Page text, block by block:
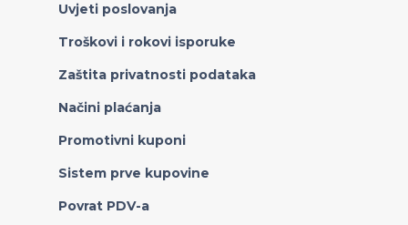
Uvjeti poslovanja
Troškovi i rokovi isporuke
Zaštita privatnosti podataka
Načini plaćanja
Promotivni kuponi
Sistem prve kupovine
Povrat PDV-a